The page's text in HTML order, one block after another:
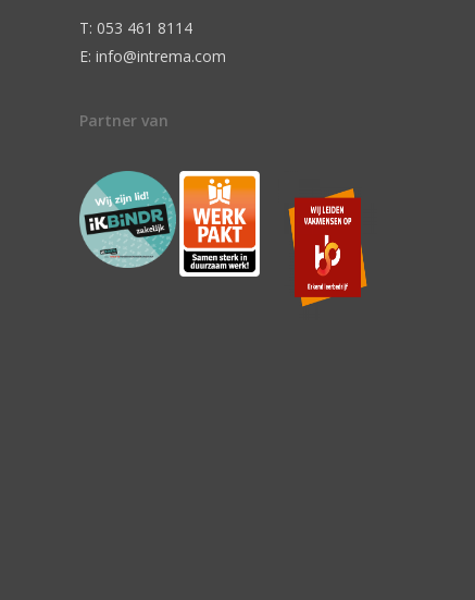
T: 053 461 8114
E: info@intrema.com
Partner van